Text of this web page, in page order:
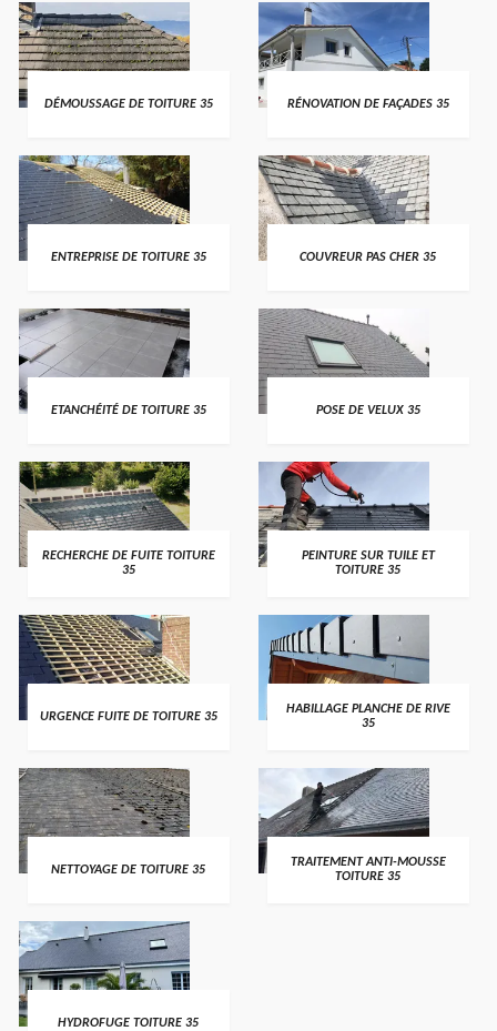
DÉMOUSSAGE DE TOITURE 35 RÉNOVATION DE FAÇADES 35
ENTREPRISE DE TOITURE 35 COUVREUR PAS CHER 35
ETANCHÉITÉ DE TOITURE 35 POSE DE VELUX 35
RECHERCHE DE FUITE TOITURE
35
PEINTURE SUR TUILE ET
TOITURE 35
URGENCE FUITE DE TOITURE 35
HABILLAGE PLANCHE DE RIVE
35
NETTOYAGE DE TOITURE 35
TRAITEMENT ANTI-MOUSSE
TOITURE 35
HYDROFUGE TOITURE 35